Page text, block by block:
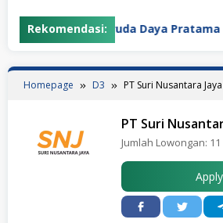
Rekomendasi:
PT Garuda Daya Pratama
Homepage D3 PT Suri Nusantara
PT Suri
Jumlah Lowongan: 11